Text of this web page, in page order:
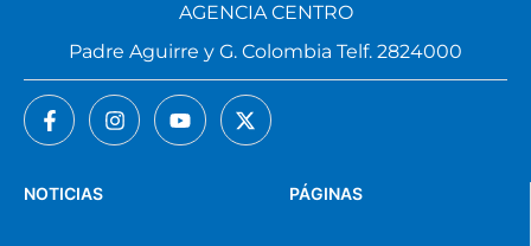
PÁGINAS
NOTICIAS
AGENCIA CENTRO
Padre Aguirre y G. Colombia Telf. 2824000